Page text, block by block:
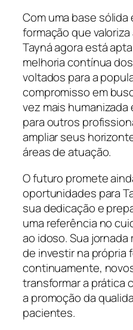
Com uma base
formação que
Tayná agora está
melhoria contínua
voltados para a
compromisso em
vez mais
para outros
ampliar seus
áreas de atuação.
O futuro promete
oportunidades para
sua dedicação e
uma referência no
ao idoso. Sua
de investir na própria
continuamente,
transformar a prática
a promoção da
pacientes.